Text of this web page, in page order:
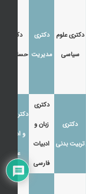
دکتری علوم
سیاسی
دکتری
مدیریت
دکتری
حسابداری
دکتری
تربیت بدنی
دکتری
زبان و
ادبیات
فارسی
دکتری زبان
و ادبیات
عرب